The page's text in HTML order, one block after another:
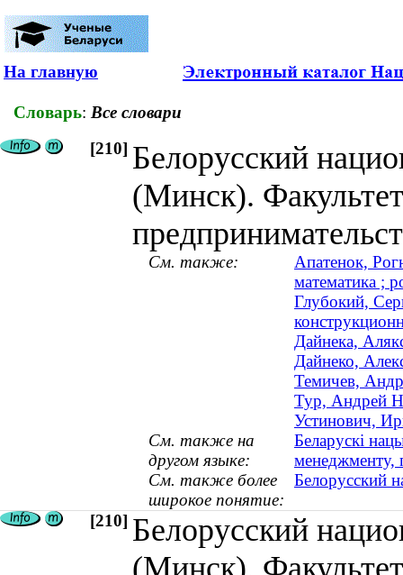
На главную
Словарь: Все словари
[210] Белорусский
(Минск).
См. также:
Апатенок,
математика ;
Глубокий,
Дайнека,
Дайнеко,
Темичев,
Тур, Андрей
Устинович,
См. также на
другом языке:
Беларускі
менеджменту,
См. также более
широкое понятие:
Белорусский
[210] Белорусский